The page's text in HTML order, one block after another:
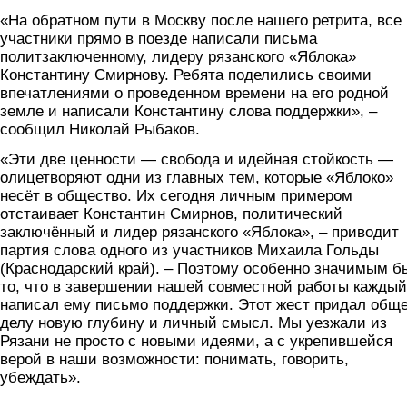
«На обратном пути в Москву после нашего ретрита, все
участники прямо в поезде написали письма
политзаключенному, лидеру рязанского «Яблока»
Константину Смирнову. Ребята поделились своими
впечатлениями о проведенном времени на его родной
земле и написали Константину слова поддержки», –
сообщил Николай Рыбаков.
«Эти две ценности — свобода и идейная стойкость —
олицетворяют одни из главных тем, которые «Яблоко»
несёт в общество. Их сегодня личным примером
отстаивает Константин Смирнов, политический
заключённый и лидер рязанского «Яблока», – приводит
партия слова одного из участников Михаила Гольды
(Краснодарский край). – Поэтому особенно значимым
то, что в завершении нашей совместной работы каждый
написал ему письмо поддержки. Этот жест придал
делу новую глубину и личный смысл. Мы уезжали из
Рязани не просто с новыми идеями, а с укрепившейся
верой в наши возможности: понимать, говорить,
убеждать».